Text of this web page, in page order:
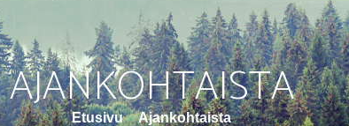
AJANKOHTAISTA
Etusivu»Ajankohtaista